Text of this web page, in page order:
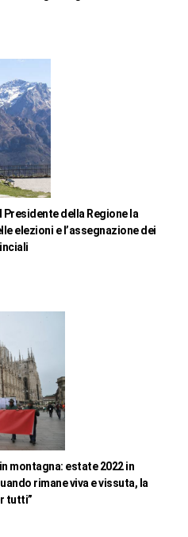
della Regione la
elezioni e l’assegnazione dei
montagna: estate 2022 in
rimane viva e vissuta, la
tutti”